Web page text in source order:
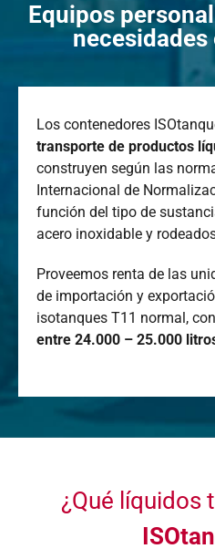
Equipos
Los contenedores
transporte de productos
construyen según las
Internacional de
función del tipo de
acero inoxidable y
Proveemos renta de las
de importación y
isotanques T11 normal, con
entre 24.000 – 25.000
¿Qué líquidos